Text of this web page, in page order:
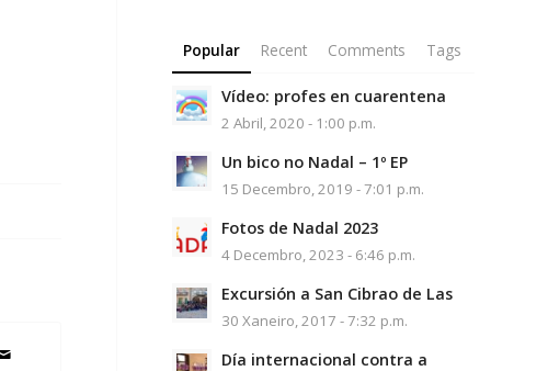
Popular Recent Comments Tags
Vídeo: profes en cuarentena
2 Abril, 2020 - 1:00 p.m.
Un bico no Nadal – 1º EP
15 Decembro, 2019 - 7:01 p.m.
Fotos de Nadal 2023
4 Decembro, 2023 - 6:46 p.m.
Excursión a San Cibrao de Las
30 Xaneiro, 2017 - 7:32 p.m.
Día internacional contra a